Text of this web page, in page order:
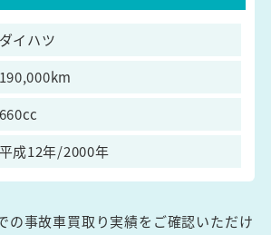
ダイハツ
190,000km
660cc
平成12年/2000年
の事故車買取り実績をご確認いただけ